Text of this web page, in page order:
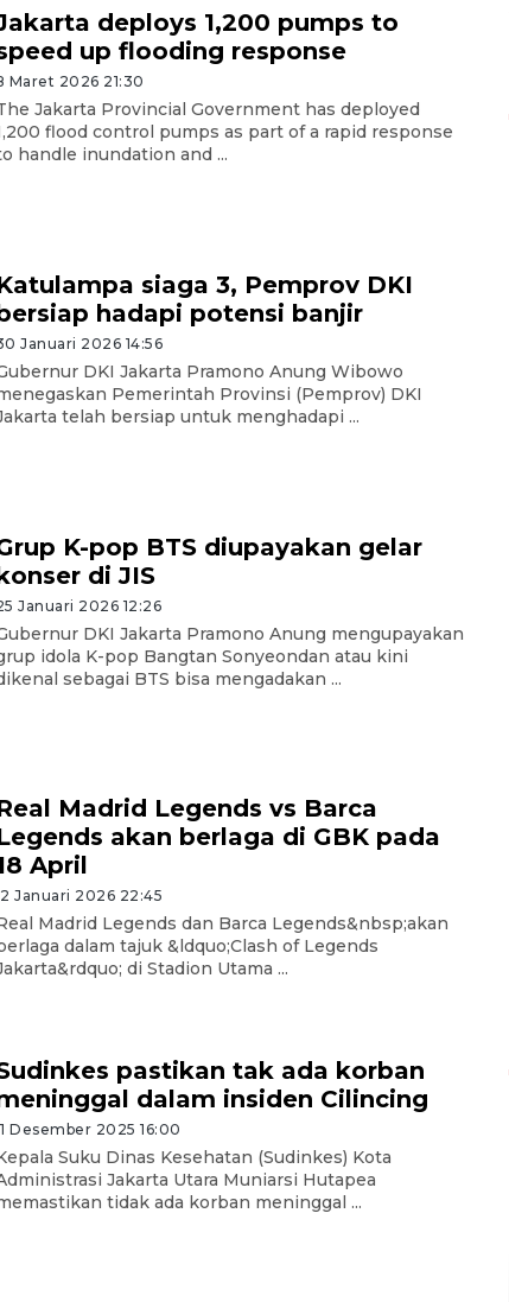
deploys 1,200 pumps to
up flooding response
Maret 2026 21:30
Jakarta Provincial Government has deployed
flood control pumps as part of a rapid response
handle inundation and ...
siaga 3, Pemprov DKI
hadapi potensi banjir
Januari 2026 14:56
DKI Jakarta Pramono Anung Wibowo
Pemerintah Provinsi (Pemprov) DKI
telah bersiap untuk menghadapi ...
K-pop BTS diupayakan gelar
di JIS
Januari 2026 12:26
DKI Jakarta Pramono Anung mengupayakan
idola K-pop Bangtan Sonyeondan atau kini
sebagai BTS bisa mengadakan ...
Madrid Legends vs Barca
akan berlaga di GBK pada
April
Januari 2026 22:45
Madrid Legends dan Barca Legends&nbsp;akan
dalam tajuk &ldquo;Clash of Legends
di Stadion Utama ...
pastikan tak ada korban
dalam insiden Cilincing
Desember 2025 16:00
Suku Dinas Kesehatan (Sudinkes) Kota
Jakarta Utara Muniarsi Hutapea
tidak ada korban meninggal ...